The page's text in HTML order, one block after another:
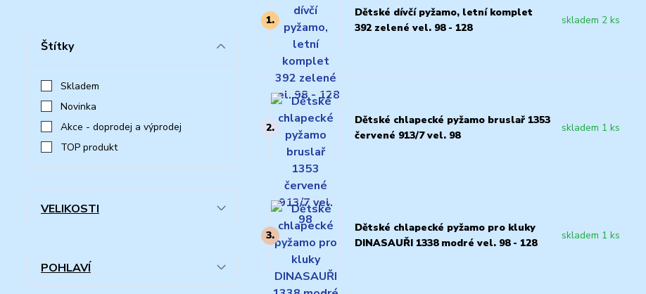
1.
Dětské dívčí pyžamo, letní komplet
392 zelené vel. 98 - 128
skladem 2 ks
2.
Dětské chlapecké pyžamo bruslař 1353
červené 913/7 vel. 98
skladem 1 ks
3.
Dětské chlapecké pyžamo pro kluky
DINASAUŘI 1338 modré vel. 98 - 128
skladem 1 ks
Štítky
Skladem
Novinka
Akce - doprodej a výprodej
TOP produkt
VELIKOSTI
POHLAVÍ